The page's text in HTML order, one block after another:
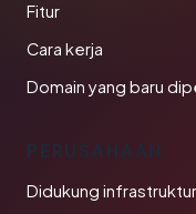
Fitur
Cara kerja
Domain yang baru
PERUSAHAAN
Didukung